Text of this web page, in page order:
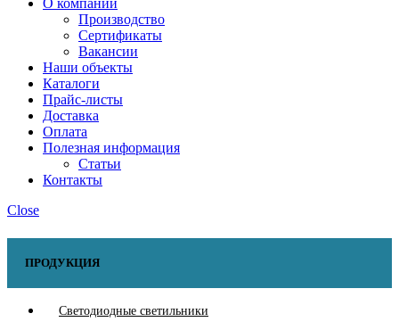
Производство
Сертификаты
Вакансии
Наши объекты
Каталоги
Прайс-листы
Доставка
Оплата
Полезная информация
Статьи
Контакты
Close
ПРОДУКЦИЯ
Светодиодные светильники